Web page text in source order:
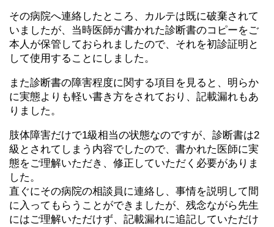
その病院へ連絡したところ、カルテは既に破棄されて
いましたが、当時医師が書かれた診断書のコピーをご
本人が保管しておられましたので、それを初診証明と
して使用することにしました。
また診断書の障害程度に関する項目を見ると、明らか
に実態よりも軽い書き方をされており、記載漏れもあ
りました。
肢体障害だけで1級相当の状態なのですが、診断書は2
級とされてしまう内容でしたので、書かれた医師に実
態をご理解いただき、修正していただく必要がありま
した。
直ぐにその病院の相談員に連絡し、事情を説明して間
に入ってもらうことができましたが、残念ながら先生
にはご理解いただけず、記載漏れに追記していただけ